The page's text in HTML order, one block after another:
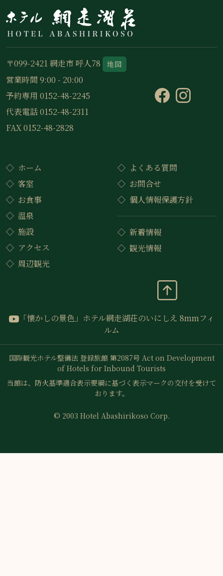
〒099-2421 網走市 呼人78 地図
営業時間 9:00 - 20:00
予約専用 0152-48-2245
代表電話 0152-48-2311
FAX 0152-48-2828
ホーム
客室
お食事
温泉
施設
アクセス
周辺観光
よくある質問
お問合せ
個人情報保護方針
新着情報
観光情報
「懐かしの景色」ホテル網走湖荘のいにしえ 8mmフィ
ルム
国際観光ホテル整備法 登録旅館 第2087号 Act on Development
of Hotels for Inbound Tourists
当館は、防火基準適合表示要綱に基づく表示マークの交付を受けて
おります。
© 2003 Hotel Abashirikoso Corp.